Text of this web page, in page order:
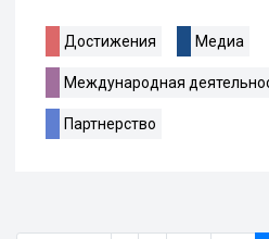
Достижения Медиа
Международная
Партнерство